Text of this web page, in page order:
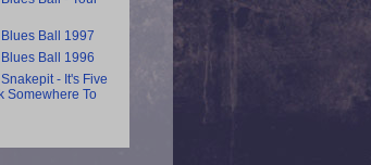
Ball 1997
Ball 1996
- It's Five
Somewhere To